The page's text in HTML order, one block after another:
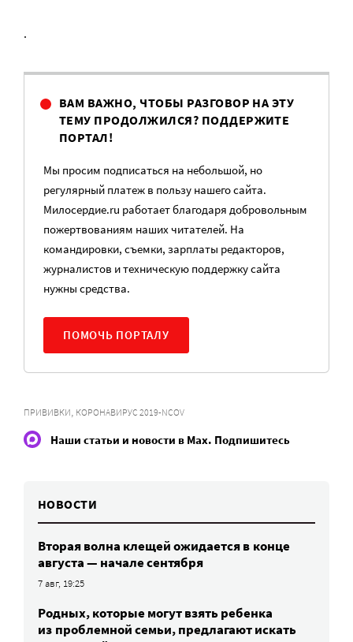
.
ВАМ ВАЖНО, ЧТОБЫ РАЗГОВОР НА ЭТУ
ТЕМУ ПРОДОЛЖИЛСЯ? ПОДДЕРЖИТЕ
ПОРТАЛ!
Мы просим подписаться на небольшой, но
регулярный платеж в пользу нашего сайта.
Милосердие.ru работает благодаря добровольным
пожертвованиям наших читателей. На
командировки, съемки, зарплаты редакторов,
журналистов и техническую поддержку сайта
нужны средства.
ПОМОЧЬ ПОРТАЛУ
ПРИВИВКИ, КОРОНАВИРУС 2019-NCOV
Наши статьи и новости в Max. Подпишитесь
НОВОСТИ
Вторая волна клещей ожидается в конце
августа — начале сентября
7 авг, 19:25
Родных, которые могут взять ребенка
из проблемной семьи, предлагают искать